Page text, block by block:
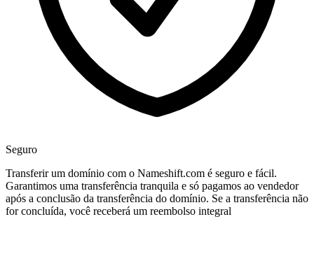
Seguro
Transferir um domínio com o Nameshift.com é seguro e fácil.
Garantimos uma transferência tranquila e só pagamos ao vendedor
após a conclusão da transferência do domínio. Se a transferência não
for concluída, você receberá um reembolso integral